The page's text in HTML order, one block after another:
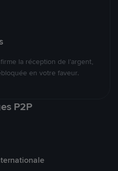
la réception de l’argent,
en votre faveur.
P2P